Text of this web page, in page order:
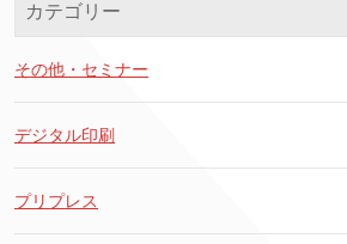
カテゴリー
その他・セミナー
デジタル印刷
プリプレス